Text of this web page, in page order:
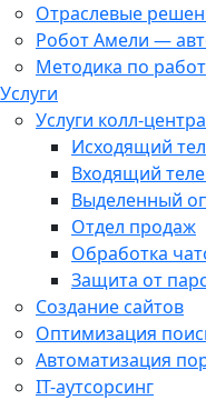
Отраслевые
Робот Амели —
Методика по
Услуги
Услуги колл-центра
Исходящий
Входящий
Выделенный
Отдел продаж
Обработка
Защита от
Создание сайтов
Оптимизация
Автоматизация
IT-аутсорсинг